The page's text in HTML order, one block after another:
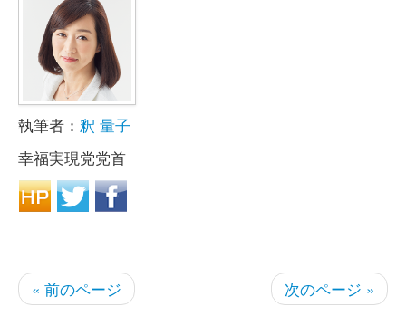
執筆者： 釈 量子
幸福実現党党首
« 前のページ 次のページ »